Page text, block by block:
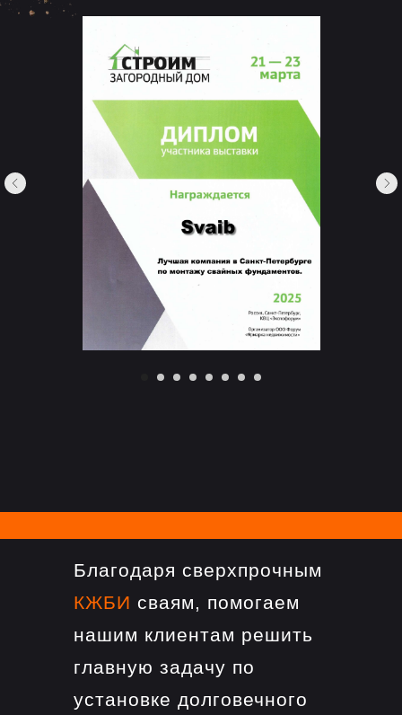
Благодаря сверхпрочным
КЖБИ сваям, помогаем
нашим клиентам решить
главную задачу по
установке долговечного